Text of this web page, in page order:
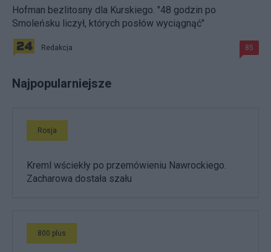
Hofman bezlitosny dla Kurskiego. "48 godzin po
Smoleńsku liczył, których posłów wyciągnąć"
Redakcja 85
Najpopularniejsze
Rosja
Kreml wściekły po przemówieniu Nawrockiego.
Zacharowa dostała szału
800 plus